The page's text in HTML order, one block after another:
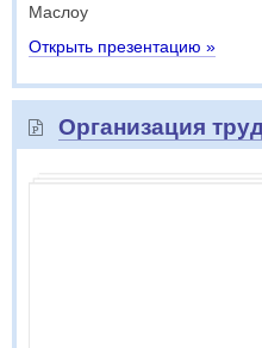
Маслоу
Открыть презентацию »
Организация